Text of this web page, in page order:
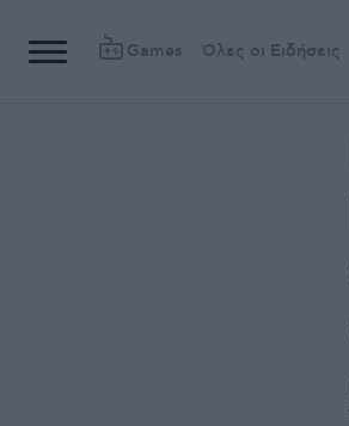
Games Όλες οι Ειδήσεις